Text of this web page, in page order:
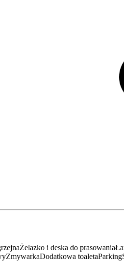
Żelazko i deska do prasowania
ZmywarkaDodatkowa toaletaParking